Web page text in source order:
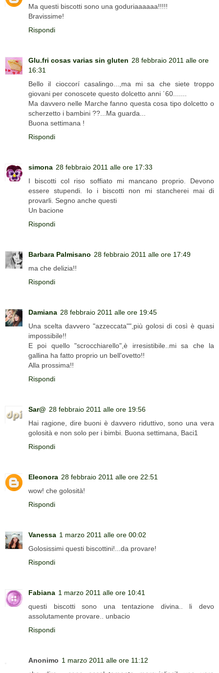
Ma questi biscotti sono una goduriaaaaaa!!!!!
Bravissime!
Rispondi
Glu.fri cosas varias sin gluten 28 febbraio 2011 alle ore
16:31
Bello il cioccorí casalingo...,ma mi sa che siete troppo
giovani per conoscete questo dolcetto anni ´60.......
Ma davvero nelle Marche fanno questa cosa tipo dolcetto o
scherzetto i bambini ??...Ma guarda...
Buona settimana !
Rispondi
simona 28 febbraio 2011 alle ore 17:33
I biscotti col riso soffiato mi mancano proprio. Devono
essere stupendi. Io i biscotti non mi stancherei mai di
provarli. Segno anche questi
Un bacione
Rispondi
Barbara Palmisano 28 febbraio 2011 alle ore 17:49
ma che delizia!!
Rispondi
Damiana 28 febbraio 2011 alle ore 19:45
Una scelta davvero "azzeccata"",più golosi di così è quasi
impossibile!!
E poi quello "scrocchiarello",è irresistibile..mi sa che la
gallina ha fatto proprio un bell'ovetto!!
Alla prossima!!
Rispondi
Sar@ 28 febbraio 2011 alle ore 19:56
Hai ragione, dire buoni è davvero riduttivo, sono una vera
golosità e non solo per i bimbi. Buona settimana, Baci1
Rispondi
Eleonora 28 febbraio 2011 alle ore 22:51
wow! che golosità!
Rispondi
Vanessa 1 marzo 2011 alle ore 00:02
Golosissimi questi biscottini!...da provare!
Rispondi
Fabiana 1 marzo 2011 alle ore 10:41
questi biscotti sono una tentazione divina.. li devo
assolutamente provare.. unbacio
Rispondi
Anonimo 1 marzo 2011 alle ore 11:12